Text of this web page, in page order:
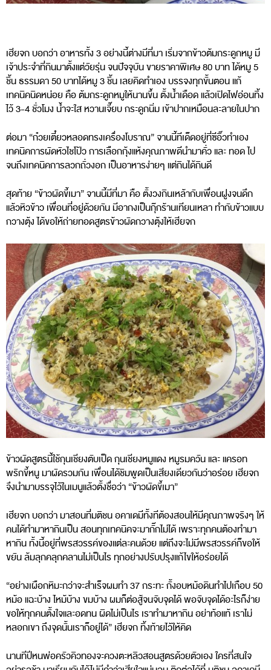
เฮียจก บอกว่า อาหารทั้ง 3 อย่างนี้ต่างมีที่มา เริ่มจากข้าวต้มกระดูกหมู มี
เจ้าประจำที่กินมาตั้งแต่วัยรุ่น จนปัจจุบัน ขายราคาพิเศษ 80 บาท ได้หมู 5
ชิ้น ธรรมดา 50 บาทได้หมู 3 ชิ้น เลยคิดทำเอง บรรจงทุกขั้นตอน แก้
เทคนิคนิดหน่อย คือ ต้มกระดูกหมูให้นานขึ้น ตั้งน้ำเดือด แล้วเปิดไฟอ่อนทิ้ง
ไว้ 3-4 ชั่วโมง น้ำจะใส หวานเจี๊ยบ กระดูกนิ่ม เข้าปากเหมือนละลายในปาก
ต่อมา “ก๋วยเตี๋ยวหลอดทรงเครื่องโบราณ” จานนี้ทีเด็ดอยู่ที่ซีอิ๊วทำเอง
เทคนิคการผัดหัวไชโป้ว การเลือกกุ้งแห้งคุณภาพดีนำมาคั่ว และ ทอด ไป
จนถึงเทคนิคการลวกถั่วงอก เป็นอาหารง่ายๆ แต่กินได้กินดี
สุดท้าย “ข้าวผัดขี้เมา” จานนี้มีที่มา คือ ตั้งวงกินเหล้ากับเพื่อนฝูงจนดึก
แล้วหิวข้าว เพื่อนที่อยู่ด้วยกัน มีอากงเป็นกุ๊กร้านเทียนเหลา ทำกับข้าวแบบ
กวางตุ้ง ได้ขอให้ถ่ายทอดสูตรข้าวผัดกวางตุ้งให้เฮียจก
ข้าวผัดสูตรนี้ใช้กุนเชียงตับเป็ด กุนเชียงหมูแดง หมูรมควัน และ แครอท
พริกขี้หนู มาผัดรวมกัน เพื่อนได้ชิมพูดเป็นเสียงเดียวกันว่าอร่อย เฮียจก
จึงนำมาบรรจุไว้ในเมนูแล้วตั้งชื่อว่า “ข้าวผัดขี้เมา”
เฮียจก บอกว่า มาสอนที่มติชน อคาเดมีทั้งทีต้องสอนให้มีคุณภาพจริงๆ ให้
คนได้ทำมาหากินเป็น สอนทุกเทคนิคจะมากั๊กไม่ได้ เพราะทุกคนต้องทำมา
หากิน ทั้งนี้อยู่ที่พรสวรรค์ของแต่ละคนด้วย แต่ถึงจะไม่มีพรสวรรค์ก็ขอให้
ขยัน ล้มลุกคลุกคลานไม่เป็นไร ทุกอย่างปรับปรุงแก้ไขให้อร่อยได้
“อย่างเผือกหิมะกว่าจะสำเร็จผมทำ 37 กระทะ กั้งอบหม้อดินทำไปเกือบ 50
หม้อ แฉะบ้าง ไหม้บ้าง ขมบ้าง ผมก็ต่อสู้จนจับจุดได้ พอจับจุดได้อะไรก็ง่าย
ขอให้ทุกคนตั้งใจและอดทน ผิดไม่เป็นไร เราทำมาหากิน อย่าท้อแท้ เราไม่
หลอกเขา ถึงจุดนั้นเราก็อยู่ได้” เฮียจก ทิ้งท้ายไว้ให้คิด
นานทีปีหนพ่อครัวคิวทองจะควงตะหลิวสอนสูตรด้วยตัวเอง ใครที่สนใจ